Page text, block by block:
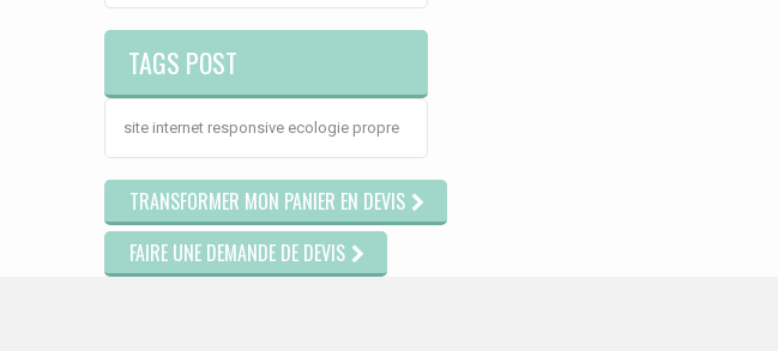
TAGS POST
site internet responsive ecologie propre
TRANSFORMER MON PANIER EN DEVIS
FAIRE UNE DEMANDE DE DEVIS